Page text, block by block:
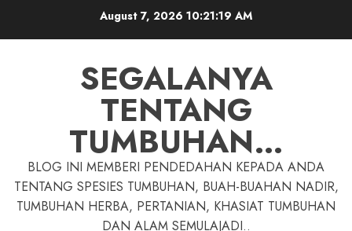
August 7, 2026 10:21:20 AM
SEGALANYA
TENTANG
TUMBUHAN…
BLOG INI MEMBERI PENDEDAHAN KEPADA ANDA
TENTANG SPESIES TUMBUHAN, BUAH-BUAHAN NADIR,
TUMBUHAN HERBA, PERTANIAN, KHASIAT TUMBUHAN
DAN ALAM SEMULAJADI..